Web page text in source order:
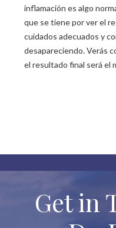
inflamación es algo
que se tiene por ver el
cuidados adecuados y
desapareciendo. Verás
el resultado final será el
Get in